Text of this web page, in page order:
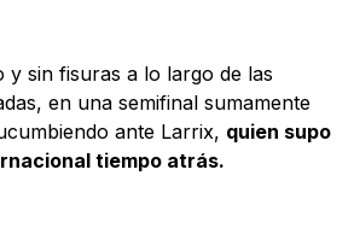
y sin fisuras a lo largo de las
en una semifinal sumamente
ante Larrix, quien supo
tiempo atrás.